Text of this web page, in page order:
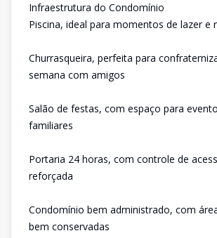
Infraestrutura do Condomínio
Piscina, ideal para momentos de lazer e
Churrasqueira, perfeita para
semana com amigos
Salão de festas, com espaço para
familiares
Portaria 24 horas, com controle de
reforçada
Condomínio bem administrado, com
bem conservadas